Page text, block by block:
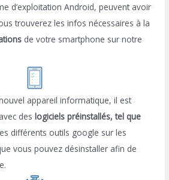
d’exploitation Android, peuvent avoir
trouverez les infos nécessaires à la
de votre smartphone sur notre
appareil informatique, il est
deslogiciels préinstallés, tel que
différents outils google sur les
vous pouvez désinstaller afin de